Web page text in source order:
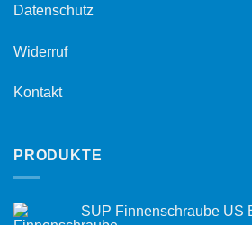
Datenschutz
Widerruf
Kontakt
PRODUKTE
SUP Finnenschraube US